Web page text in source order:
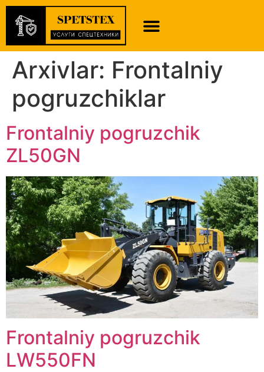
Arxivlar: Frontalniy
pogruzchiklar
Frontalniy pogruzchik
ZL50GN
Frontalniy pogruzchik
LW550FN